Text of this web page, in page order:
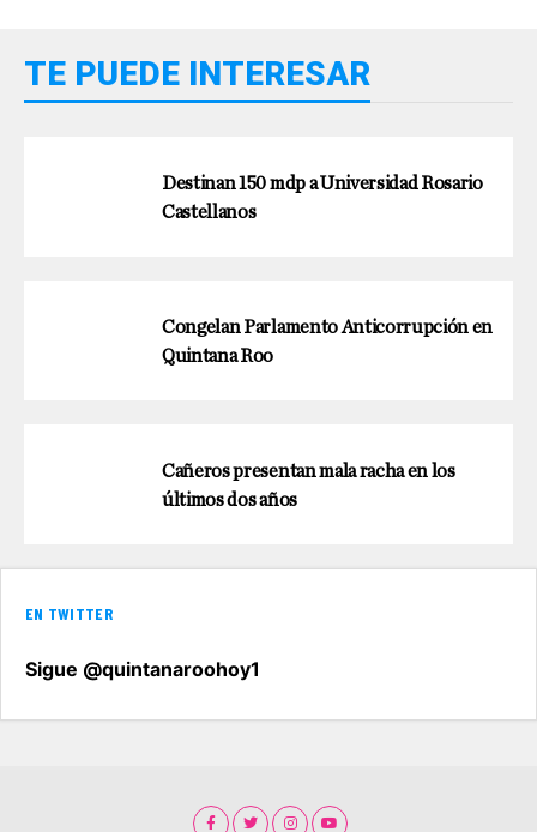
TE PUEDE INTERESAR
Destinan 150 mdp a Universidad Rosario
Castellanos
Congelan Parlamento Anticorrupción en
Quintana Roo
Cañeros presentan mala racha en los
últimos dos años
EN TWITTER
Sigue @quintanaroohoy1